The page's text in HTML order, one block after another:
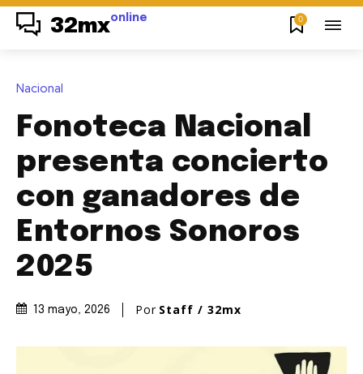
32mxonline 0
Nacional
Fonoteca Nacional
presenta concierto
con ganadores de
Entornos Sonoros
2025
13 mayo, 2026 Por Staff / 32mx